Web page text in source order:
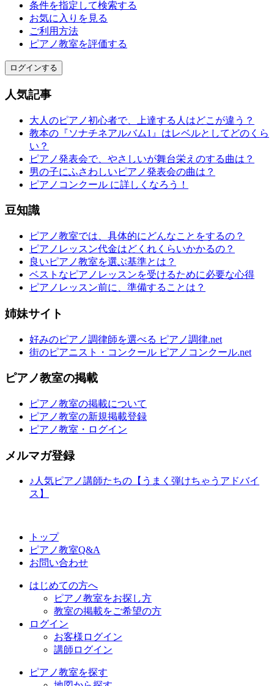
条件を指定して検索する
お気に入りを見る
ご利用方法
ピアノ教室を評価する
ログインする
人気記事
大人のピアノ初心者で、上達する人はどこが違う？
教本の『ソナチネアルバム1』はレベルとしてどのくら
い？
ピアノ発表会で、やさしいが舞台栄えのする曲は？
男の子にふさわしいピアノ発表会の曲は？
ピアノコンクール に詳しくなろう！
豆知識
ピアノ教室では、具体的にどんなことをするの？
ピアノレッスン代金はどくれくらいかかるの？
良いピアノ教室を選ぶ基準とは？
ベストなピアノレッスンを受けるために必要な心得
ピアノレッスン前に、準備することは？
姉妹サイト
好みのピアノ調律師を選べる ピアノ調律.net
街のピアニスト・コンクール ピアノコンクール.net
ピアノ教室の掲載
ピアノ教室の掲載について
ピアノ教室の新規掲載登録
ピアノ教室・ログイン
メルマガ登録
♪人気ピアノ講師たちの【うまく弾けちゃうアドバイ
ス】
トップ
ピアノ教室Q&A
お問い合わせ
はじめての方へ
ピアノ教室をお探し方
教室の掲載をご希望の方
ログイン
お客様ログイン
講師ログイン
ピアノ教室を探す